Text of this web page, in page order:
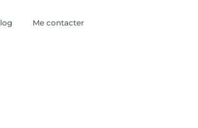
Me contacter